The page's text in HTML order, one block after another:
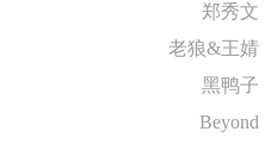
郑秀文
老狼&王婧
黑鸭子
Beyond